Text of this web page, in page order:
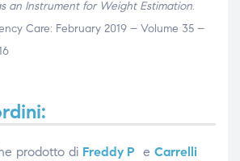
an Instrument for Weight Estimation.
Care: February 2019 – Volume 35 –
prodotto di Freddy P e Carrelli